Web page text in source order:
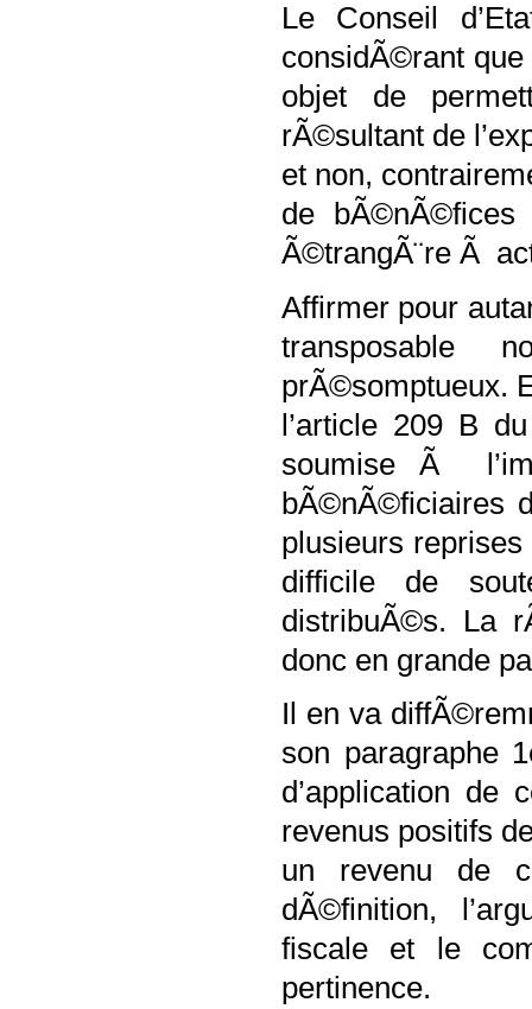
Le Conseil
considÃ©rant que
objet de
rÃ©sultant de
et non,
de
Ã©trangÃ¨re Ã
Affirmer pour
transposable
prÃ©somptueux.
l’article 209 B
soumise Ã
bÃ©nÃ©ficiaires
plusieurs
difficile de
distribuÃ©s. La
donc en grande
Il en va
son paragraphe
d’application de
revenus positifs
un revenu de
dÃ©finition,
fiscale et le
pertinence.